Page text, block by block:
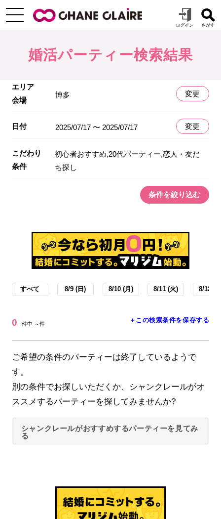
婚活パーティー検索結果
エリア
会場
博多 変更
日付 2025/07/17 〜 2025/07/17 変更
こだわり
条件
初心者おすすめ,20代パーティー,恋人・友だ
ち探し
条件を絞り込む
すべて 8/9 (日) 8/10 (月) 8/11 (火) 8/12 (
0 件中 ～件 ＋この検索条件を保存する
ご希望の条件のパーティーは終了しているようで
す。
別の条件でお探しいただくか、シャンクレールがオ
ススメするパーティーを探してみませんか?
シャンクレールがおすすめするパーティーを見てみ
る